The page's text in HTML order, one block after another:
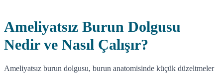
Ameliyatsız Burun Dolgusu
Nedir ve Nasıl Çalışır?
Ameliyatsız burun dolgusu, burun anatomisinde küçük düzeltmeler